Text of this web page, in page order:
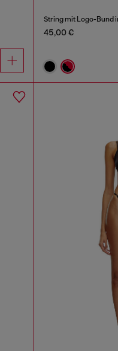
String mit Logo-Bund
45,00 €